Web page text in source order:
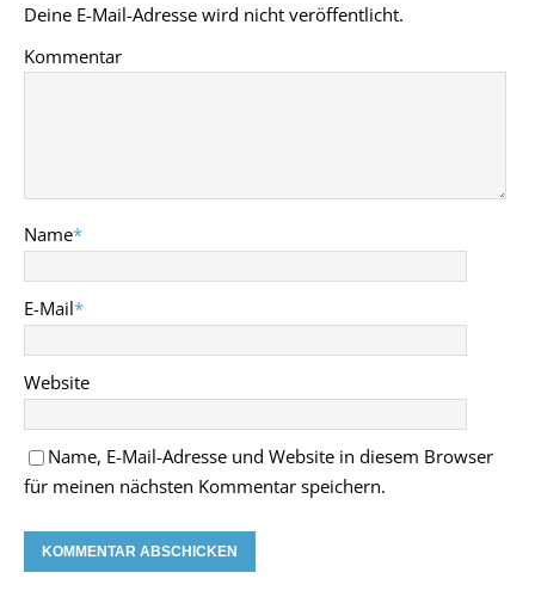
Deine E-Mail-Adresse wird nicht veröffentlicht.
Kommentar
Name*
E-Mail*
Website
Name, E-Mail-Adresse und Website in diesem Browser
für meinen nächsten Kommentar speichern.